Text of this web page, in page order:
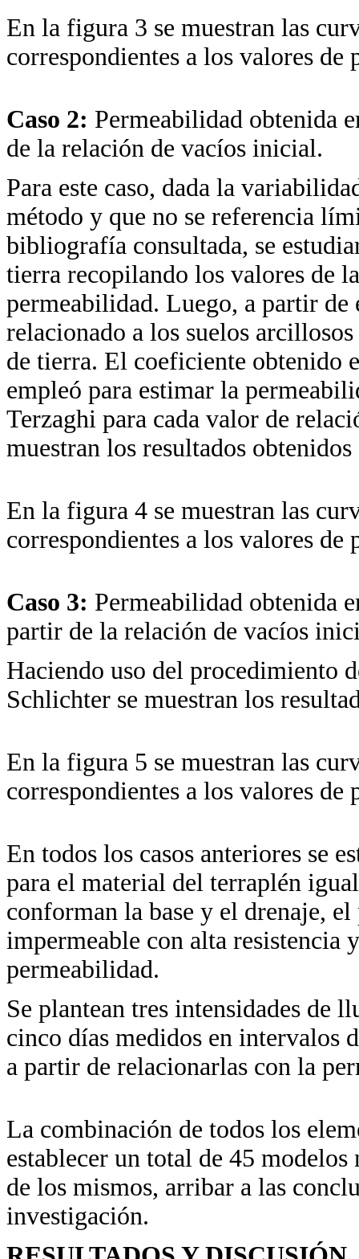
En la figura 3 se muestran las
correspondientes a los valores
Caso 2: Permeabilidad obtenida
de la relación de vacíos inicial.
Para este caso, dada la
método y que no se referencia
bibliografía consultada, se
tierra recopilando los valores de
permeabilidad. Luego, a partir de
relacionado a los suelos
de tierra. El coeficiente obtenido
empleó para estimar la
Terzaghi para cada valor de
muestran los resultados obtenidos
En la figura 4 se muestran las
correspondientes a los valores
Caso 3: Permeabilidad obtenida
partir de la relación de vacíos
Haciendo uso del procedimiento
Schlichter se muestran los
En la figura 5 se muestran las
correspondientes a los valores
En todos los casos anteriores se
para el material del terraplén
conforman la base y el drenaje,
impermeable con alta resistencia
permeabilidad.
Se plantean tres intensidades de
cinco días medidos en intervalos
a partir de relacionarlas con la
La combinación de todos los
establecer un total de 45
de los mismos, arribar a las
investigación.